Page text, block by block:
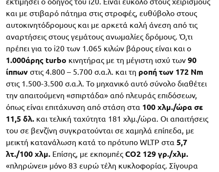
και με στιβαρό πάτημα στις στροφές, ευθύβολο στους
αυτοκινητόδρομους και με αρκετά καλή άνεση από τις
αναρτήσεις στους γεμάτους ανωμαλίες δρόμους. Ό,τι
πρέπει για το i20 των 1.065 κιλών βάρους είναι και ο
1.000άρης turbo κινητήρας με τη μέγιστη ισχύ των 90
ίππων στις 4.800 – 5.700 σ.α.λ. και τη ροπή των 172 Nm
στις 1.500-3.500 σ.α.λ. Το μηχανικό αυτό σύνολο διαθέτει
την απαιτούμενη «σπιρτάδα» από πλευράς επιδόσεων,
όπως είναι επιτάχυνση από στάση στα 100 χλμ./ώρα σε
11,5 δλ. και τελική ταχύτητα 181 χλμ./ώρα. Οι απαιτήσεις
του σε βενζίνη συγκρατούνται σε χαμηλά επίπεδα, με
μεικτή κατανάλωση κατά το πρότυπο WLTP στα 5,7
λτ./100 χλμ. Επίσης, με εκπομπές CO2 129 γρ./χλμ.
«πληρώνει» μόνο 83 ευρώ τέλη κυκλοφορίας. Σίγουρα